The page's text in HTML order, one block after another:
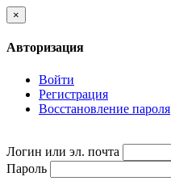
×
Авторизация
Войти
Регистрация
Восстановление пароля
Логин или эл. почта
Пароль